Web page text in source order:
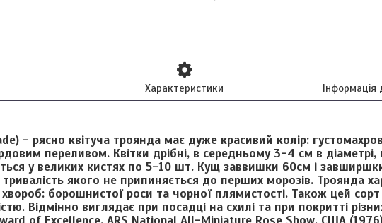
Характеристики
- рясно квітуча троянда має дуже красивий колір:
переливом. Квітки дрібні, в середньому 3-4 см в діаметрі,
у великих кистях по 5-10 шт. Кущ заввишки 60см і
тривалість якого не припиняється до перших морозів. Троянда
борошнистої роси та чорної плямистості. Також цей сорт
Відмінно виглядає при посадці на схилі та при покритті